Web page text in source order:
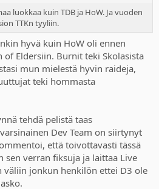
luokkaa kuin TDB ja HoW. Ja vuoden
TTKn tyyliin.
hyvä kuin HoW oli ennen
Eldersiin. Burnit teki Skolasista
mun mielestä hyvin raideja,
teki hommasta
tehdä pelistä taas
Dev Team on siirtynyt
että toivottavasti tässä
sen verran fiksuja ja laittaa Live
väliin jonkun henkilön ettei D3 ole